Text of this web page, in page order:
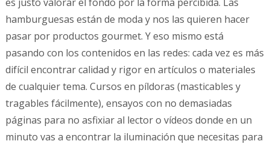
hamburguesas están de moda y nos las quieren hacer
pasar por productos gourmet. Y eso mismo está
pasando con los contenidos en las redes: cada vez es más
difícil encontrar calidad y rigor en artículos o materiales
de cualquier tema. Cursos en píldoras (masticables y
tragables fácilmente), ensayos con no demasiadas
páginas para no asfixiar al lector o vídeos donde en un
minuto vas a encontrar la iluminación que necesitas para